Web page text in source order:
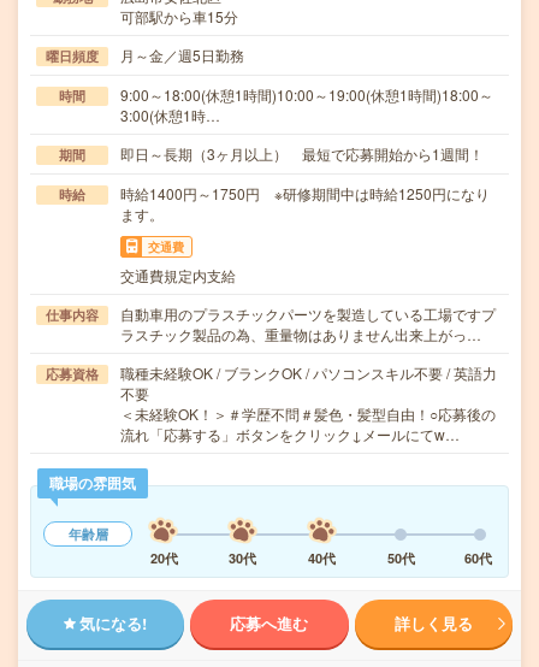
可部駅から車15分
曜日頻度 月～金／週5日勤務
時間
9:00～18:00(休憩1時間)10:00～19:00(休憩1時間)18:00～
3:00(休憩1時…
期間 即日～長期（3ヶ月以上） 最短で応募開始から1週間！
時給
時給1400円～1750円 ※研修期間中は時給1250円になり
ます。
交通費
交通費規定内支給
仕事内容
自動車用のプラスチックパーツを製造している工場ですプ
ラスチック製品の為、重量物はありません出来上がっ…
応募資格
職種未経験OK / ブランクOK / パソコンスキル不要 / 英語力
不要
＜未経験OK！＞＃学歴不問＃髪色・髪型自由！○応募後の
流れ「応募する」ボタンをクリック↓メールにてw…
職場の雰囲気
年齢層
20代
30代 40代 50代 60代
気になる! 応募へ進む 詳しく見る